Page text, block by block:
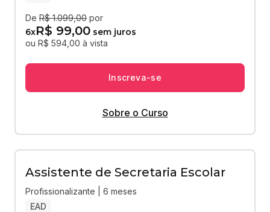
De R$ 1.099,00 por
6xR$ 99,00 sem juros
ou R$ 594,00 à vista
Inscreva-se
Sobre o Curso
Assistente de Secretaria Escolar
Profissionalizante | 6 meses
EAD